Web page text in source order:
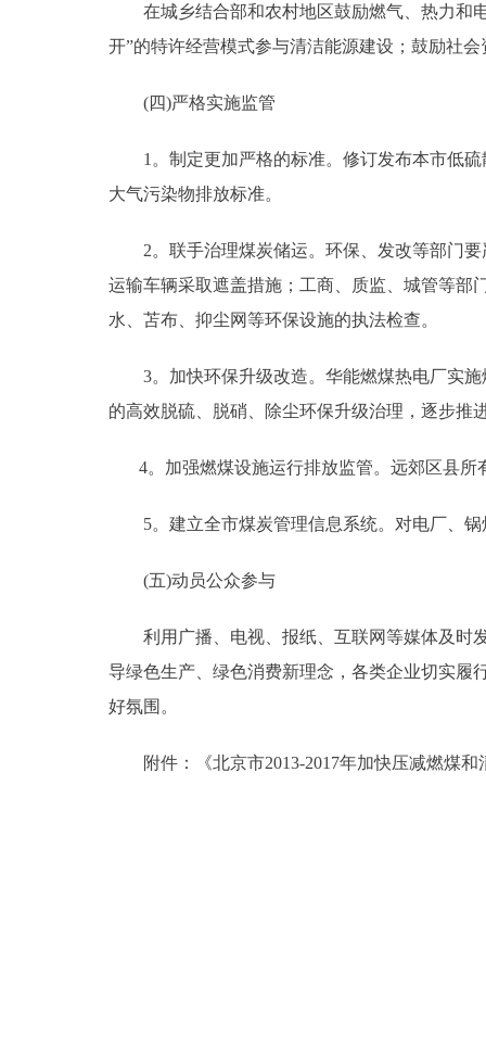
在城乡结合部和农村地区鼓励燃气、热力和电
开”的特许经营模式参与清洁能源建设；鼓励社
(四)严格实施监管
1。制定更加严格的标准。修订发布本市低硫
大气污染物排放标准。
2。联手治理煤炭储运。环保、发改等部门要
运输车辆采取遮盖措施；工商、质监、城管等部
水、苫布、抑尘网等环保设施的执法检查。
3。加快环保升级改造。华能燃煤热电厂实施
的高效脱硫、脱硝、除尘环保升级治理，逐步
4。加强燃煤设施运行排放监管。远郊区县所
5。建立全市煤炭管理信息系统。对电厂、锅
(五)动员公众参与
利用广播、电视、报纸、互联网等媒体及时发
导绿色生产、绿色消费新理念，各类企业切实履
好氛围。
附件：《北京市2013-2017年加快压减燃煤和